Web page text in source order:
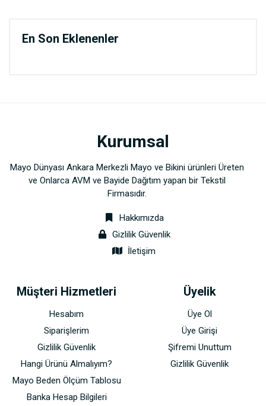
En Son Eklenenler
Kurumsal
Mayo Dünyası Ankara Merkezli Mayo ve Bikini ürünleri Üreten
ve Onlarca AVM ve Bayide Dağıtım yapan bir Tekstil
Firmasıdır.
Hakkımızda
Gizlilik Güvenlik
İletişim
Müşteri Hizmetleri
Hesabım
Siparişlerim
Gizlilik Güvenlik
Hangi Ürünü Almalıyım?
Mayo Beden Ölçüm Tablosu
Banka Hesap Bilgileri
Üyelik
Üye Ol
Üye Girişi
Şifremi Unuttum
Gizlilik Güvenlik